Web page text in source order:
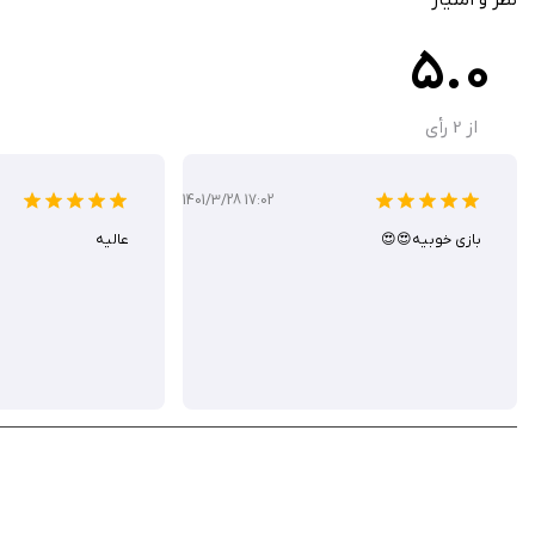
تمرکز روی یادگیری حرکتی از طریق لمس صفحه
5.0
از 2 رأی
1401/3/28 17:02
بازی خوبیه😍😍 عالیه